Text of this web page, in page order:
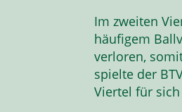
Im zweiten
häufigem
verloren,
spielte der
Viertel für